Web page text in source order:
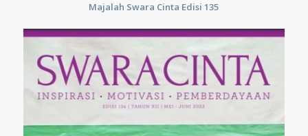
Majalah Swara Cinta Edisi 135